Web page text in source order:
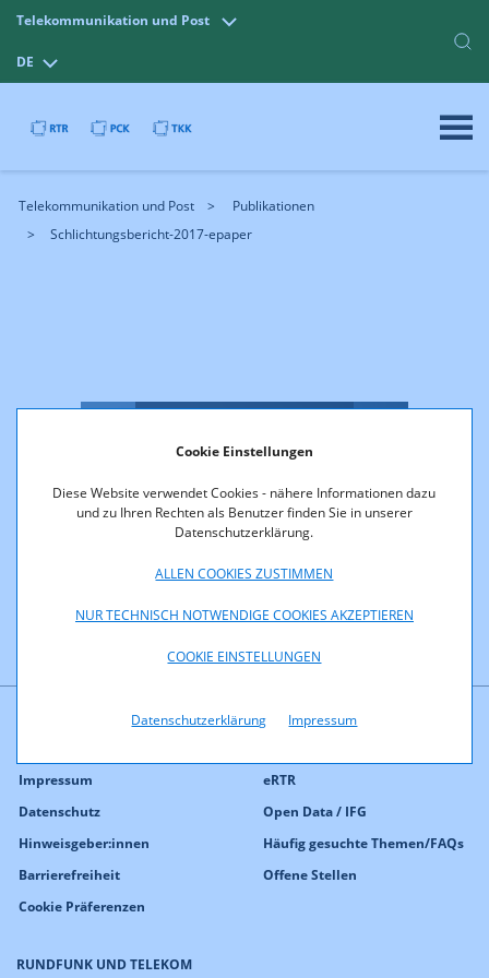
Cookie Einstellungen
Diese Website verwendet Cookies - nähere Informationen dazu
und zu Ihren Rechten als Benutzer finden Sie in unserer
Datenschutzerklärung.
ALLEN COOKIES ZUSTIMMEN
NUR TECHNISCH NOTWENDIGE COOKIES AKZEPTIEREN
COOKIE EINSTELLUNGEN
Datenschutzerklärung Impressum
Telekommunikation und Post
DE
Telekommunikation und Post
Publikationen
Schlichtungsbericht-2017-epaper
RUNDFUNK UND TELEKOM
Impressum
Datenschutz
Hinweisgeber:innen
Barrierefreiheit
Cookie Präferenzen
eRTR
Open Data / IFG
Häufig gesuchte Themen/FAQs
Offene Stellen